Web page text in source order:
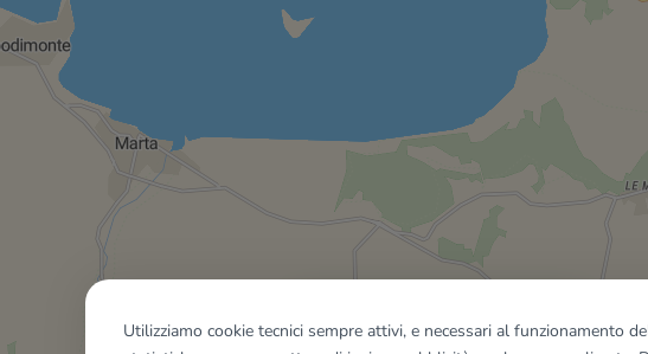
Mostra tutti gli immobili del riquadro
Utilizziamo cookie tecnici sempre attivi, e necessari al funzionamento